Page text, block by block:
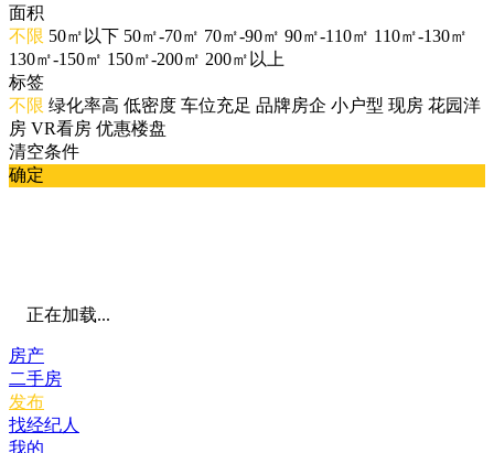
面积
不限 50㎡以下 50㎡-70㎡ 70㎡-90㎡ 90㎡-110㎡ 110㎡-130㎡
130㎡-150㎡ 150㎡-200㎡ 200㎡以上
标签
不限 绿化率高 低密度 车位充足 品牌房企 小户型 现房 花园洋
房 VR看房 优惠楼盘
清空条件
确定
正在加载...
房产
二手房
发布
找经纪人
我的